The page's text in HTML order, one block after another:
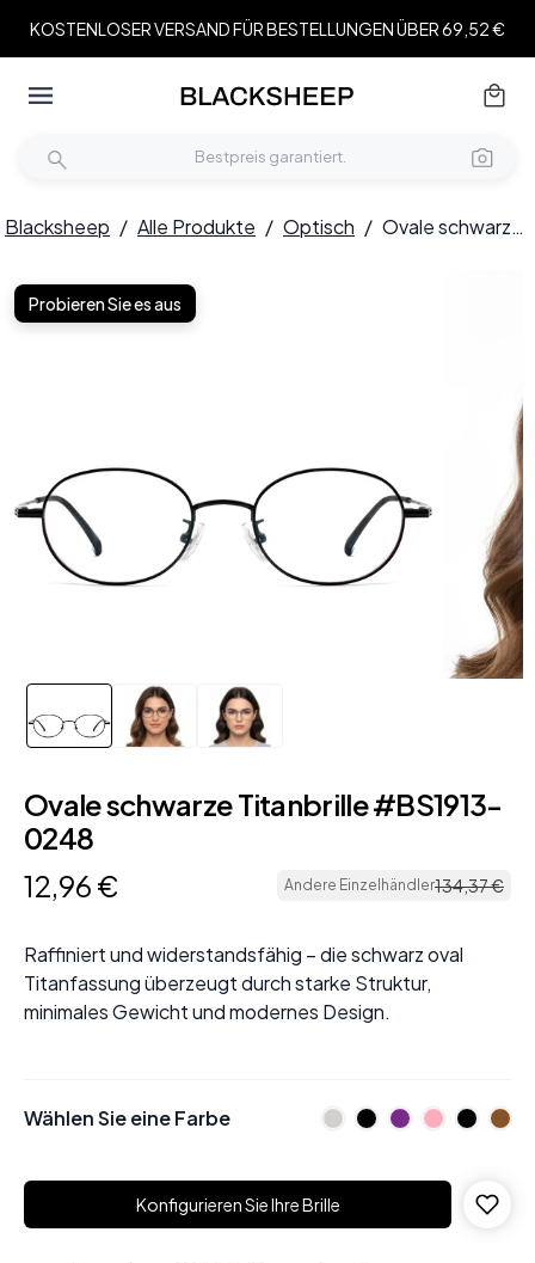
KOSTENLOSER VERSAND FÜR BESTELLUNGEN ÜBER 69,52 €
Blacksheep / Alle Produkte / Optisch / Ovale schwarze Titanbrille #BS1913-0248
Probieren Sie es aus
Ovale schwarze Titanbrille #BS1913-
0248
12,96 € Andere Einzelhändler134,37€
Raffiniert und widerstandsfähig – die schwarz oval
Titanfassung überzeugt durch starke Struktur,
minimales Gewicht und modernes Design.
Wählen Sie eine Farbe
Konfigurieren Sie Ihre Brille